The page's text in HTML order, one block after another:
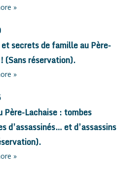
»
secrets de famille au Père-
(Sans réservation).
»
Père-Lachaise : tombes
d’assassinés… et d’assassins
»